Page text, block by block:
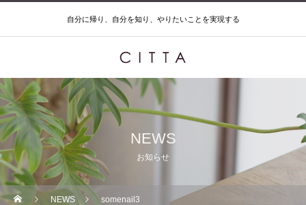
自分に帰り、自分を知り、やりたいことを実現する
NEWS
お知らせ
NEWS somenail3